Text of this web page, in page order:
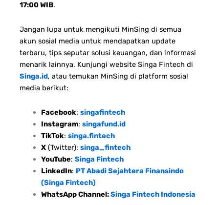
17:00 WIB.
Jangan lupa untuk mengikuti MinSing di semua
akun sosial media untuk mendapatkan update
terbaru, tips seputar solusi keuangan, dan informasi
menarik lainnya. Kunjungi website Singa Fintech di
Singa.id, atau temukan MinSing di platform sosial
media berikut:
Facebook: singafintech
Instagram: singafund.id
TikTok: singa.fintech
X(Twitter): singa_fintech
YouTube: Singa Fintech
LinkedIn: PT Abadi Sejahtera Finansindo
(Singa Fintech)
WhatsApp Channel:Singa Fintech Indonesia